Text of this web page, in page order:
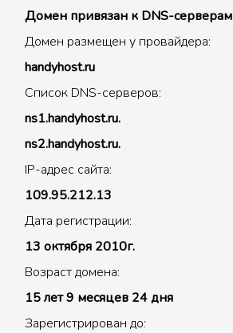
Домен привязан к DNS-серверам
Домен размещен у провайдера:
handyhost.ru
Список DNS-серверов:
ns1.handyhost.ru.
ns2.handyhost.ru.
IP-адрес сайта:
109.95.212.13
Дата регистрации:
13 октября 2010г.
Возраст домена:
15 лет 9 месяцев 24 дня
Зарегистрирован до: